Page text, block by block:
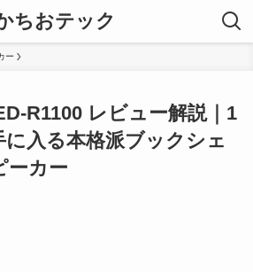
ちおテック
ー
R1100 レビュー解説｜1
に入る本格派ブックシェ
ーカー